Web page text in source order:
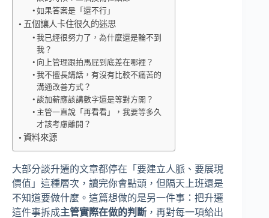
如果答案是「還不行」
五個讓人卡住很久的迷思
我已經很努力了，為什麼還是輪不到
我？
向上管理跟拍馬屁到底差在哪裡？
我不擅長講話，有沒有比較不痛苦的
溝通改善方式？
談加薪應該講數字還是等對方開？
主管一直說「再看看」，我要等多久
才該考慮離開？
資料來源
大部分談升遷的文章都停在「要建立人脈、要展現
價值」這種層次，讀完你會點頭，但隔天上班還是
不知道要做什麼。這篇想做的是另一件事：把升遷
這件事拆成主管實際在做的判斷 ，再對每一項給出